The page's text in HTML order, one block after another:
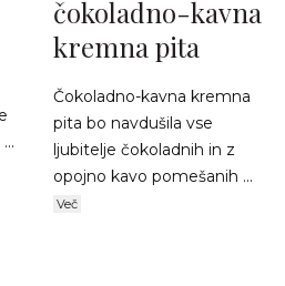
čokoladno-kavna
kremna pita
Čokoladno-kavna kremna
pita bo navdušila vse
ljubitelje čokoladnih in z
opojno kavo pomešanih ...
Več